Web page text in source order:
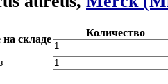
складе
Количество